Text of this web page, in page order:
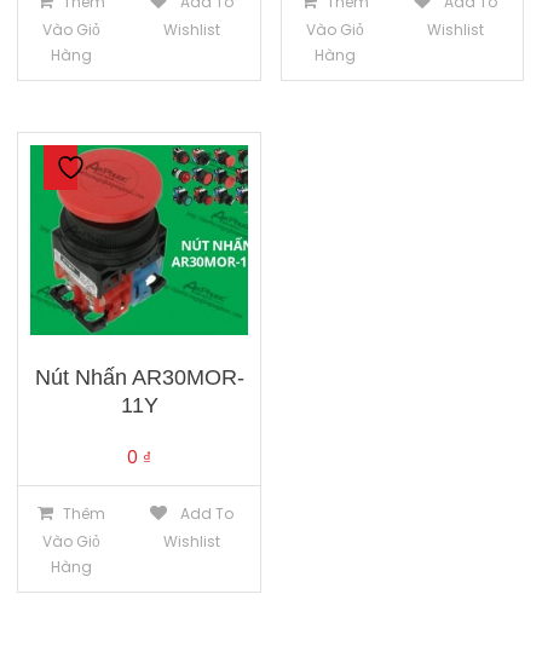
Vào Giỏ
Hàng
Wishlist
Vào Giỏ
Hàng
Wishlist
Nút Nhấn AR30MOR-
11Y
0 ₫
Thêm
Vào Giỏ
Hàng
Add To
Wishlist